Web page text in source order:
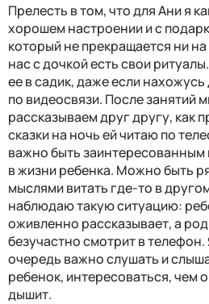
Прелесть в том, что для Ани я
хорошем настроении и с
который не прекращается ни
нас с дочкой есть свои
ее в садик, даже если
по видеосвязи. После занятий
рассказываем друг другу, как
сказки на ночь ей читаю по
важно быть заинтересованным
в жизни ребенка. Можно быть
мыслями витать где-то в
наблюдаю такую ситуацию:
оживленно рассказывает, а
безучастно смотрит в
очередь важно слушать и
ребенок, интересоваться, чем
дышит.